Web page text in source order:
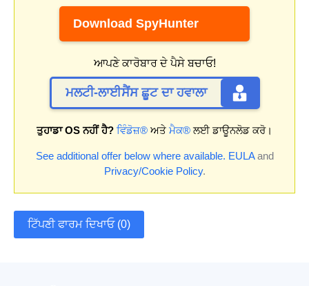
Download SpyHunter
ਆਪਣੇ ਕਾਰੋਬਾਰ ਦੇ ਪੈਸੇ ਬਚਾਓ!
ਮਲਟੀ-ਲਾਈਸੈਂਸ ਛੂਟ ਦਾ ਹਵਾਲਾ
ਤੁਹਾਡਾ OS ਨਹੀਂ ਹੈ? ਵਿੰਡੋਜ਼® ਅਤੇ ਮੈਕ® ਲਈ ਡਾਊਨਲੋਡ ਕਰੋ।
See additional offer below where available. EULAand
Privacy/Cookie Policy.
ਟਿੱਪਣੀ ਫਾਰਮ ਦਿਖਾਓ (0)